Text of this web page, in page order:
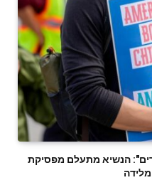
הנשיא מתעלם מפסיקת
מלידה